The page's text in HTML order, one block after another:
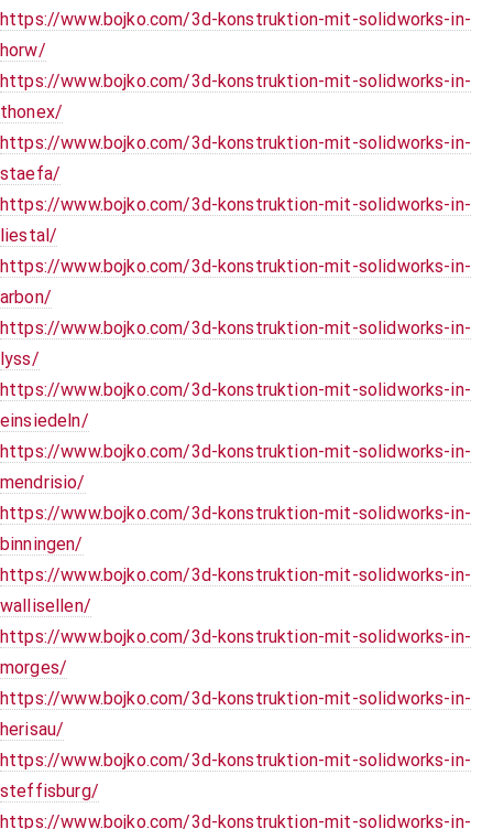
https://www.bojko.com/3d-konstruktion-mit-solidworks-in-
horw/
https://www.bojko.com/3d-konstruktion-mit-solidworks-in-
thonex/
https://www.bojko.com/3d-konstruktion-mit-solidworks-in-
staefa/
https://www.bojko.com/3d-konstruktion-mit-solidworks-in-
liestal/
https://www.bojko.com/3d-konstruktion-mit-solidworks-in-
arbon/
https://www.bojko.com/3d-konstruktion-mit-solidworks-in-
lyss/
https://www.bojko.com/3d-konstruktion-mit-solidworks-in-
einsiedeln/
https://www.bojko.com/3d-konstruktion-mit-solidworks-in-
mendrisio/
https://www.bojko.com/3d-konstruktion-mit-solidworks-in-
binningen/
https://www.bojko.com/3d-konstruktion-mit-solidworks-in-
wallisellen/
https://www.bojko.com/3d-konstruktion-mit-solidworks-in-
morges/
https://www.bojko.com/3d-konstruktion-mit-solidworks-in-
herisau/
https://www.bojko.com/3d-konstruktion-mit-solidworks-in-
steffisburg/
https://www.bojko.com/3d-konstruktion-mit-solidworks-in-